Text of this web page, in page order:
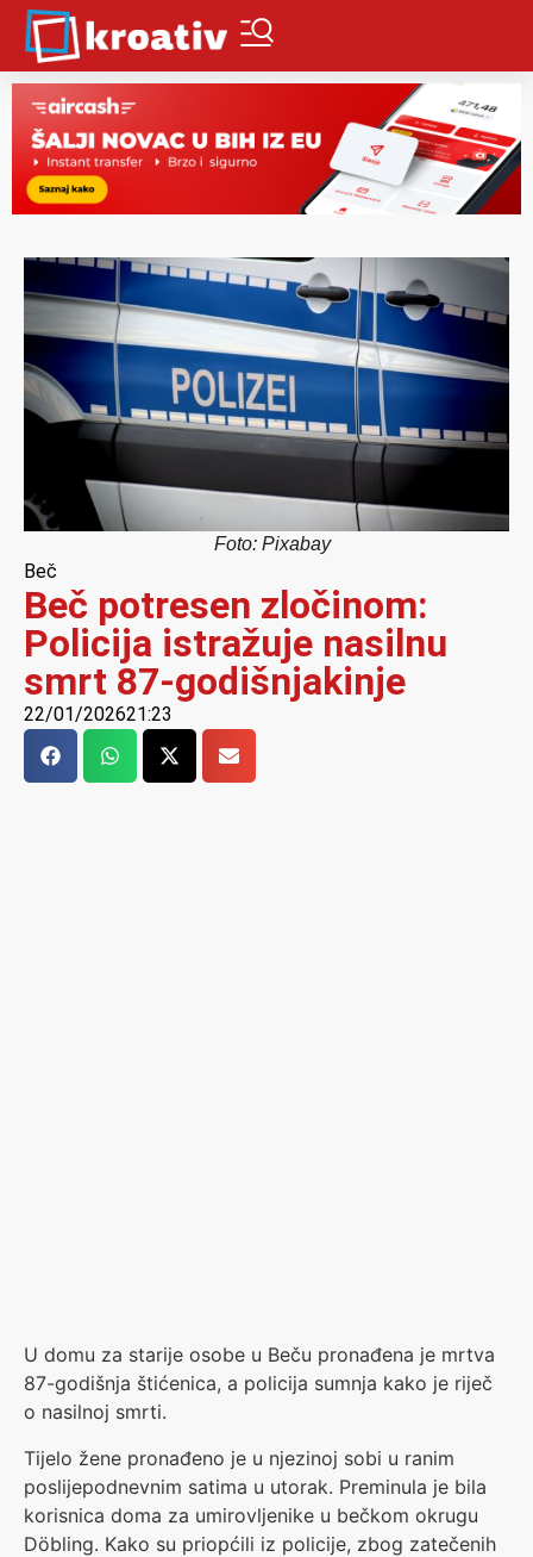
Foto: Pixabay
Beč
Beč potresen zločinom:
Policija istražuje nasilnu
smrt 87-godišnjakinje
22/01/202621:23
U domu za starije osobe u Beču pronađena je mrtva
87-godišnja štićenica, a policija sumnja kako je riječ
o nasilnoj smrti.
Tijelo žene pronađeno je u njezinoj sobi u ranim
poslijepodnevnim satima u utorak. Preminula je bila
korisnica doma za umirovljenike u bečkom okrugu
Döbling. Kako su priopćili iz policije, zbog zatečenih